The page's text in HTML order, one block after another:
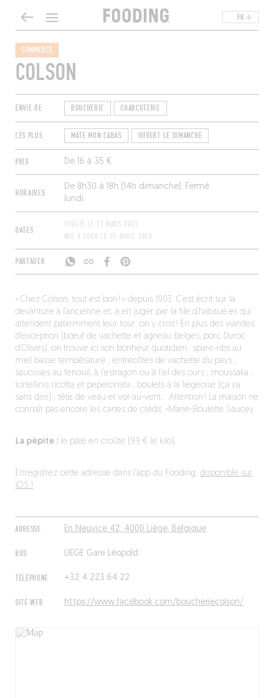
FR
COMMERCE
COLSON
ENVIE DE BOUCHERIE CHARCUTERIE
LES PLUS MATE MON CABAS OUVERT LE DIMANCHE
PRIX De 16 à 35 €
HORAIRES
De 8h30 à 18h (14h dimanche). Fermé
lundi.
DATES
PUBLIÉ LE
12 MARS 2023
MIS À JOUR LE 21 AVRIL 2026
PARTAGER
ADRESSE En Neuvice 42, 4000 Liège, Belgique
BUS LIEGE Gare Léopold
TÉLÉPHONE +32 4 223 64 22
SITE WEB https://www.facebook.com/boucheriecolson/
« Chez Colson, tout est bon ! » depuis 1903. C’est écrit sur la
devanture à l’ancienne et, à en juger par la file d’habitué·es qui
attendent patiemment leur tour, on y croit ! En plus des viandes
d’exception (bœuf de vachette et agneau belges, porc Duroc
d’Olives), on trouve ici son bonheur quotidien : spare-ribs au
miel basse température ; entrecôtes de vachette du pays ;
saucisses au fenouil, à l’estragon ou à l’ail des ours ; moussaka ;
tortellinis ricotta et peperonata ; boulets à la liégeoise (ça va
sans dire) ; tête de veau et vol-au-vent… Attention ! La maison ne
connaît pas encore les cartes de crédit. ·Marie-Boulette Saucey
La pépite :le pâté en croûte (99 € le kilo).
Enregistrez cette adresse dans l’app du Fooding, disponible sur
iOS !